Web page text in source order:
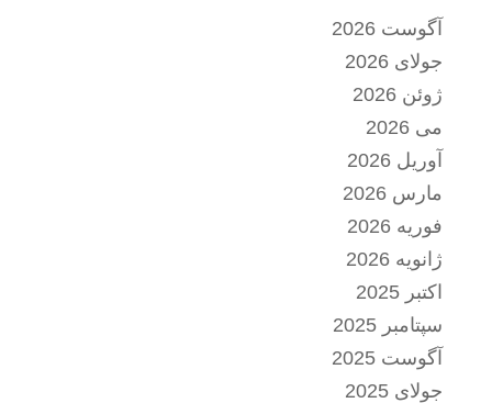
آگوست 2026
جولای 2026
ژوئن 2026
می 2026
آوریل 2026
مارس 2026
فوریه 2026
ژانویه 2026
اکتبر 2025
سپتامبر 2025
آگوست 2025
جولای 2025